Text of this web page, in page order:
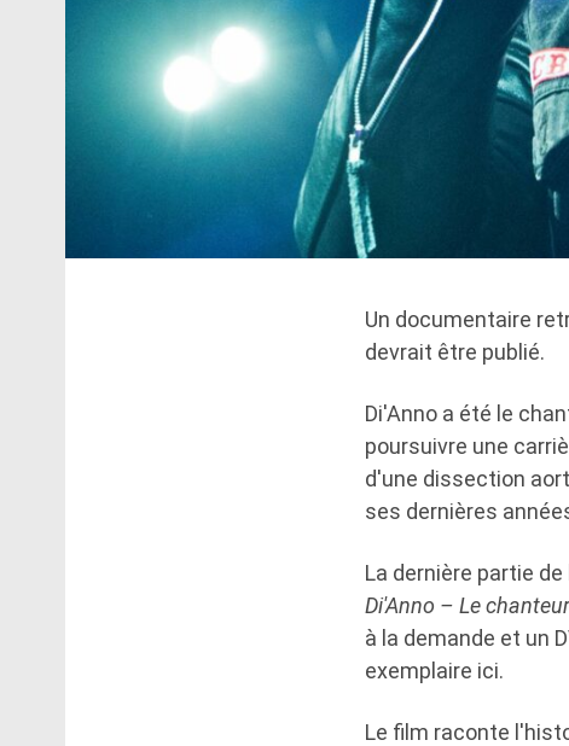
Un documentaire
devrait être publié.
Di'Anno a été le
poursuivre une
d'une dissection
ses dernières
La dernière partie
Di'Anno – Le
à la demande et un
exemplaire ici.
Le film raconte